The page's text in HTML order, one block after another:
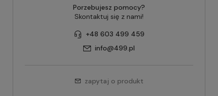
Porzebujesz pomocy?
Skontaktuj się z nami!
+48 603 499 459
info@499.pl
zapytaj o produkt